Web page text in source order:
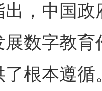
中国政
展数字教
根本遵